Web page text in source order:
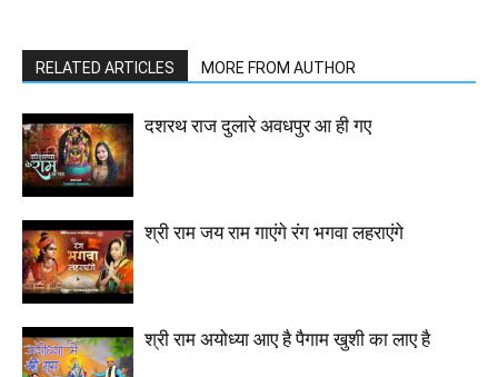
RELATED ARTICLES MORE FROM AUTHOR
दशरथ राज दुलारे अवधपुर आ ही गए
श्री राम जय राम गाएंगे रंग भगवा लहराएंगे
श्री राम अयोध्या आए है पैगाम खुशी का लाए है